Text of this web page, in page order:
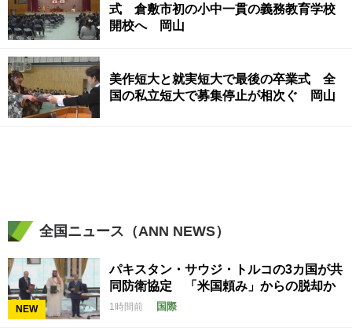
式 倉敷市初の小中一貫の義務教育学校
開校へ 岡山
美作短大と就実短大で最後の卒業式 全
国の私立短大で募集停止が相次ぐ 岡山
全国ニュース（ANN NEWS）
NEW
パキスタン・サウジ・トルコの3カ国が共
同防衛協定 「米国頼み」からの脱却か
1時間前 国際